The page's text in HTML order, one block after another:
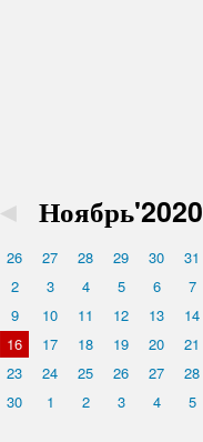
◄ Ноябрь'2020
26 27 28 29 30 31
2
3 4 5 6 7
9
10 11 12 13 14
16
17 18 19 20 21
23
24 25 26 27 28
30
1 2 3 4 5